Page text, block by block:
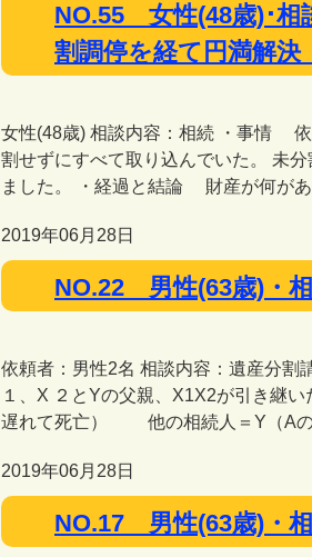
NO.55 女性(48歳)･
割調停を経て円満解決
女性(48歳) 相談内容：相続 ・事情 依
割せずにすべて取り込んでいた。 未
ました。 ・経過と結論 財産が何が
2019年06月28日
NO.22 男性(63歳)・
依頼者：男性2名 相談内容：遺産
１、X ２とYの父親、X1X2が引き継
遅れて死亡） 他の相続人＝Y（
2019年06月28日
NO.17 男性(63歳)・